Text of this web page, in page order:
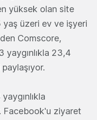
yüksek olan site
üzeri ev ve işyeri
Comscore,
yaygınlıkla 23,4
Facebook'u ziyaret